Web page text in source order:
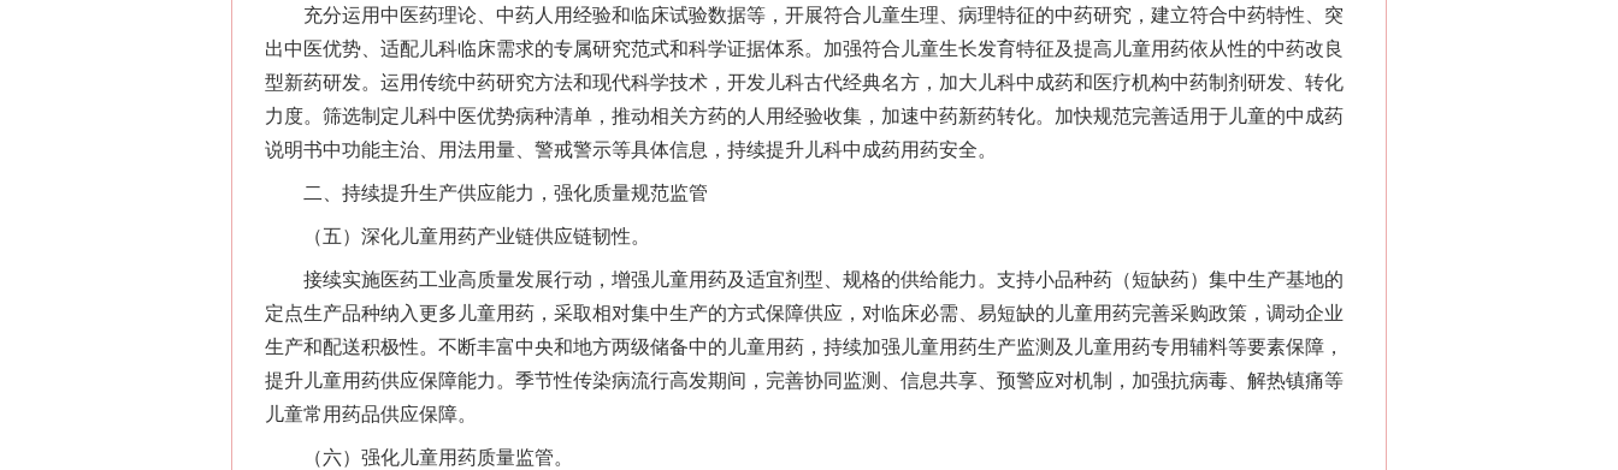
充分运用中医药理论、中药人用经验和临床试验数据等，开展符合儿童生理、病理特征的中药研究，建立符合中药特性、突
出中医优势、适配儿科临床需求的专属研究范式和科学证据体系。加强符合儿童生长发育特征及提高儿童用药依从性的中药改良
型新药研发。运用传统中药研究方法和现代科学技术，开发儿科古代经典名方，加大儿科中成药和医疗机构中药制剂研发、转化
力度。筛选制定儿科中医优势病种清单，推动相关方药的人用经验收集，加速中药新药转化。加快规范完善适用于儿童的中成药
说明书中功能主治、用法用量、警戒警示等具体信息，持续提升儿科中成药用药安全。
二、持续提升生产供应能力，强化质量规范监管
（五）深化儿童用药产业链供应链韧性。
接续实施医药工业高质量发展行动，增强儿童用药及适宜剂型、规格的供给能力。支持小品种药（短缺药）集中生产基地的
定点生产品种纳入更多儿童用药，采取相对集中生产的方式保障供应，对临床必需、易短缺的儿童用药完善采购政策，调动企业
生产和配送积极性。不断丰富中央和地方两级储备中的儿童用药，持续加强儿童用药生产监测及儿童用药专用辅料等要素保障，
提升儿童用药供应保障能力。季节性传染病流行高发期间，完善协同监测、信息共享、预警应对机制，加强抗病毒、解热镇痛等
儿童常用药品供应保障。
（六）强化儿童用药质量监管。